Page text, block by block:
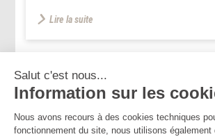
Lire la suite
<< < ...
>>